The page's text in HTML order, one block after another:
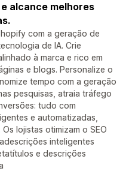
alcance melhores
com a geração de
de IA. Crie
à marca e rico em
e blogs. Personalize o
tempo com a geração
pesquisas, atraia tráfego
tudo com
e automatizadas,
lojistas otimizam o SEO
inteligentes
e descrições